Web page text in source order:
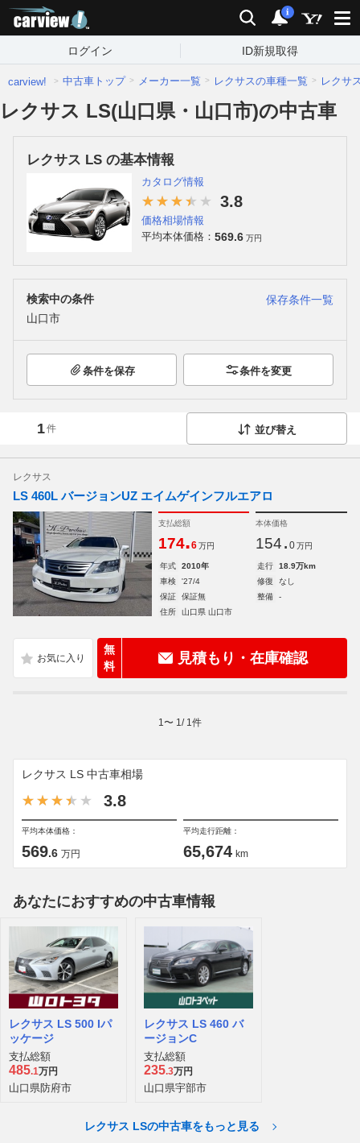
検索 通知
i
ログイン ID新規取得
carview! 中古車トップ メーカー一覧 レクサスの車種一覧 レクサ
レクサス LS(山口県・山口市)の中古車
レクサス LS の基本情報
カタログ情報
3.8
価格相場情報
平均本体価格： 569.6 万円
検索中の条件
保存条件一覧
山口市
条件を保存 条件を変更
1件 並び替え
レクサス
LS 460L バージョンUZ エイムゲインフルエアロ
支払総額
174.6 万円
本体価格
154. 0 万円
年式 2010年 走行
18.9万km
車検
'27/4 修復
なし
保証
保証無 整備
-
住所
山口県 山口市
無
料
見積もり・在庫確認
1 〜 1 / 1 件
レクサス LS 中古車相場
3.8
平均本体価格：
569.6 万円
平均走行距離：
65,674 km
あなたにおすすめの中古車情報
レクサス LS 500 Iパ
ッケージ
支払総額
485.1万円
山口県防府市
レクサス LS 460 バ
ージョンC
支払総額
235.3万円
山口県宇部市
レクサス LSの中古車をもっと見る